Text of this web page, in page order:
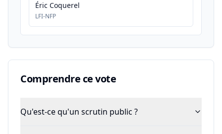
Éric Coquerel
LFI-NFP
Comprendre ce vote
Qu'est-ce qu'un scrutin public ?